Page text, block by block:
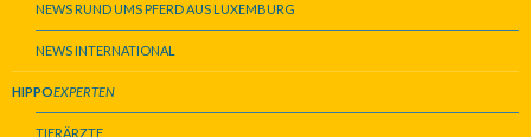
NEWS RUND UMS PFERD AUS LUXEMBURG
NEWS INTERNATIONAL
HIPPOEXPERTEN
TIERÄRZTE